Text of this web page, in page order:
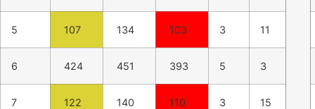
5 107 134 103 3 11
6 424 451 393 5 3
7 122 140 110 3 15